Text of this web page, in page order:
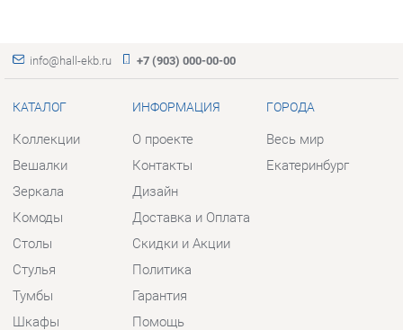
КАТАЛОГ
Зеркала
Комоды
Столы
Стулья
Тумбы
Шкафы
Комплектующие
ИНФОРМАЦИЯ
Дизайн
Доставка и Оплата
Скидки и Акции
Политика
Гарантия
Помощь